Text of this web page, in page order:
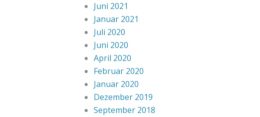
Juni 2021
Januar 2021
Juli 2020
Juni 2020
April 2020
Februar 2020
Januar 2020
Dezember 2019
September 2018